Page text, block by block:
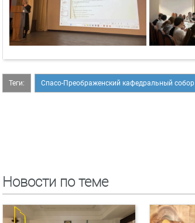
Теги: Спасо-Преображенский кафедральный собор
Новости по теме